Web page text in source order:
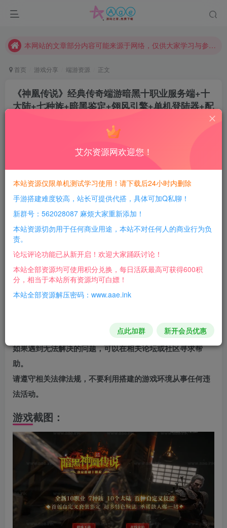
现在赞助会员享受专属折扣，详情点击此条公告。
本网站的文章部分内容可能来源于网络，仅供大家学习与参考，如有侵权，请联系站长QQ466107887进行删除处理。
首页 游戏分享 端游资源 正文
《神凰传说》经典传奇端游暗黑十职业服务端+十
大陆+七种族+暗黑鉴定+翎风引擎+单机登陆器+配
每日活跃最高可获得600积分！所有资源可以使用
积分免费兑换！
游戏介绍：
WX 112233
如果遇到无法解决的问题，可以在相关论坛或社区寻求帮
助。
请遵守相关法律法规，不要利用搭建的游戏环境从事任何违
法活动。
游戏截图：
艾尔资源网欢迎您！
本站资源仅限单机测试学习使用！请下载后24小时内删除
手游搭建难度较高，站长可提供代搭，具体可加Q私聊！
新群号：562028087 麻烦大家重新添加！
本站资源切勿用于任何商业用途，本站不对任何人的商业行为负
责。
论坛评论功能已从新开启！欢迎大家踊跃讨论！
本站全部资源均可使用积分兑换，每日活跃最高可获得600积
分，相当于本站所有资源均可白嫖！
本站全部资源解压密码：www.aae.ink
点此加群 新开会员优惠